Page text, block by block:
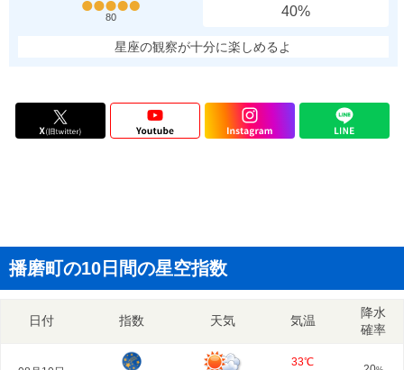
80
40%
星座の観察が十分に楽しめるよ
播磨町の10日間の星空指数
日付 指数 天気 気温
降水
確率
33℃